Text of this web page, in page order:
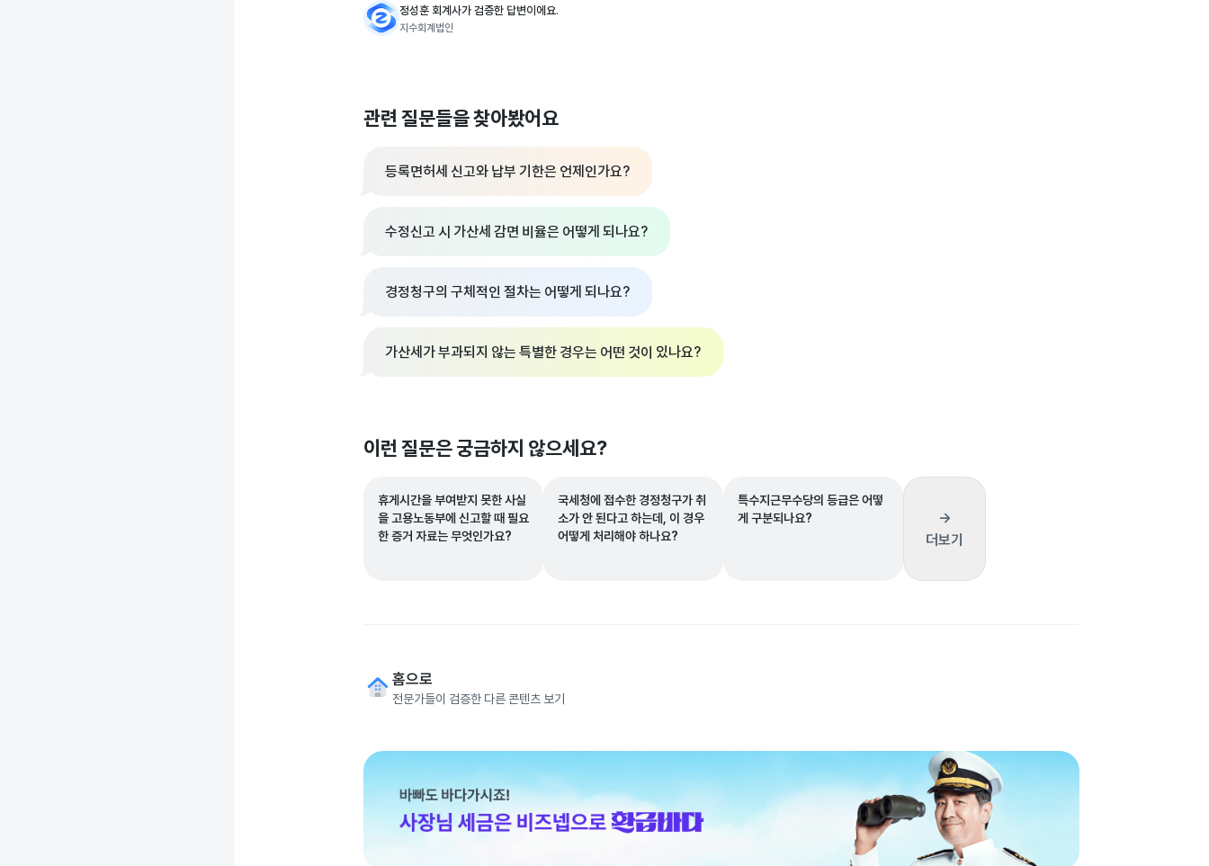
정성훈 회계사가 검증한 답변이에요.
지수회계법인
관련 질문들을 찾아봤어요
등록면허세 신고와 납부 기한은 언제인가요?
수정신고 시 가산세 감면 비율은 어떻게 되나요?
경정청구의 구체적인 절차는 어떻게 되나요?
가산세가 부과되지 않는 특별한 경우는 어떤 것이 있나요?
이런 질문은 궁금하지 않으세요?
휴게시간을 부여받지 못한 사실
을 고용노동부에 신고할 때 필요
한 증거 자료는 무엇인가요?
국세청에 접수한 경정청구가 취
소가 안 된다고 하는데, 이 경우
어떻게 처리해야 하나요?
특수지근무수당의 등급은 어떻
게 구분되나요?
→
더보기
홈으로
전문가들이 검증한 다른 콘텐츠 보기